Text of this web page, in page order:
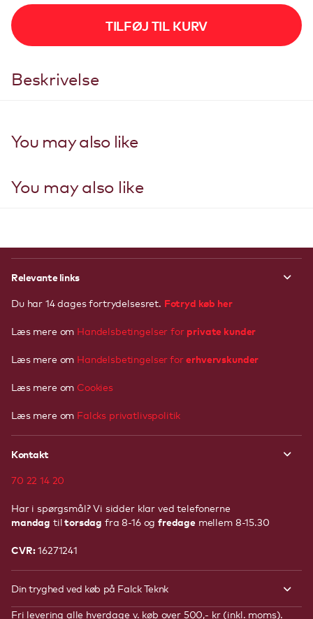
TILFØJ TIL KURV
Beskrivelse
You may also like
You may also like
Relevante links
Du har 14 dages fortrydelsesret. Fotryd køb her
Læs mere om Handelsbetingelser for private kunder
Læs mere om Handelsbetingelserforerhvervskunder
Læs mere om Cookies
Læs mere om Falcks privatlivspolitik
Kontakt
70 22 14 20
Har i spørgsmål? Vi sidder klar ved telefonerne
mandag tiltorsdag fra 8-16 ogfredagemellem 8-15.30
CVR:16271241
Din tryghed ved køb på Falck Teknk
Fri levering alle hverdage v. køb over 500,- kr (inkl. moms).